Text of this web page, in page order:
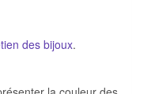
des bijoux.